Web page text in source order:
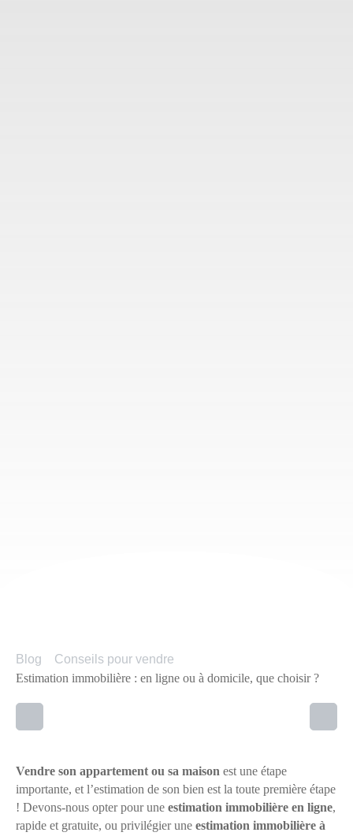
Blog
Conseils pour vendre
Estimation immobilière : en ligne ou à domicile, que choisir ?
Vendre son appartement ou sa maison est une étape
importante, et l’estimation de son bien est la toute première étape
! Devons-nous opter pour une estimation immobilière en ligne,
rapide et gratuite, ou privilégier une estimation immobilière à